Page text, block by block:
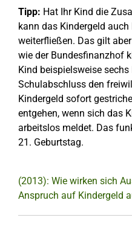
Tipp: Hat Ihr Kind die
kann das Kindergeld
weiterfließen. Das gilt
wie der Bundesfinanzhof
Kind beispielsweise
Schulabschluss den
Kindergeld sofort
entgehen, wenn sich das
arbeitslos meldet. Das
21. Geburtstag.
(2013): Wie wirken sich
Anspruch auf Kindergeld